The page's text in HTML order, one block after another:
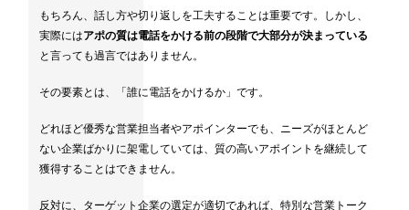
もちろん、話し方や切り返しを工夫することは重要です。しかし、
実際にはアポの質は電話をかける前の段階で大部分が決まっている
と言っても過言ではありません。
その要素とは、「誰に電話をかけるか」です。
どれほど優秀な営業担当者やアポインターでも、ニーズがほとんど
ない企業ばかりに架電していては、質の高いアポイントを継続して
獲得することはできません。
反対に、ターゲット企業の選定が適切であれば、特別な営業トーク